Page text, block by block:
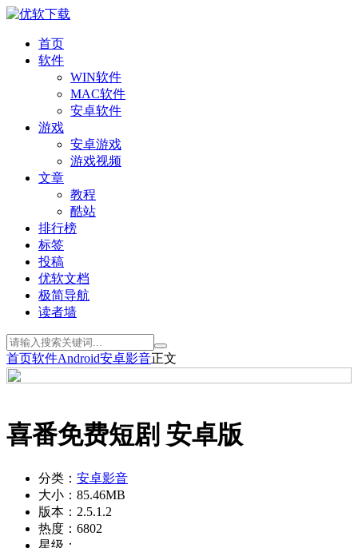
首页
软件
WIN软件
MAC软件
安卓软件
游戏
安卓游戏
游戏视频
文章
教程
酷站
排行榜
标签
投稿
优软文档
极简导航
读者墙
首页软件Android安卓影音正文
喜番免费短剧 安卓版
分类： 安卓影音
大小： 85.46MB
版本： 2.5.1.2
热度： 6802
星级：